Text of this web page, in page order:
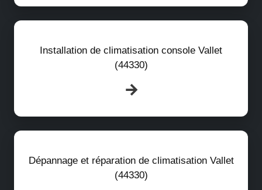
Installation de climatisation console Vallet
(44330)
Dépannage et réparation de climatisation Vallet
(44330)